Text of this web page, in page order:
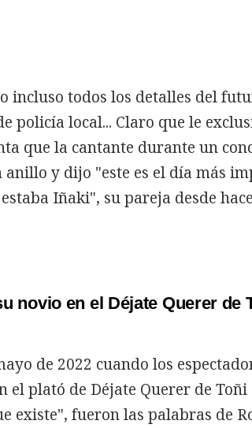
incluso todos los detalles del
policía local... Claro que le
que la cantante durante un
anillo y dijo "este es el día más
Iñaki", su pareja desde
novio en el Déjate Querer de
de 2022 cuando los
el plató de Déjate Querer de Toñi
existe", fueron las palabras de